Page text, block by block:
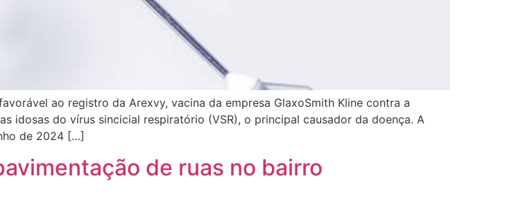
ao registro da Arexvy, vacina da empresa GlaxoSmith Kline contra a
idosas do vírus sincicial respiratório (VSR), o principal causador da doença. A
de 2024 […]
de ruas no bairro